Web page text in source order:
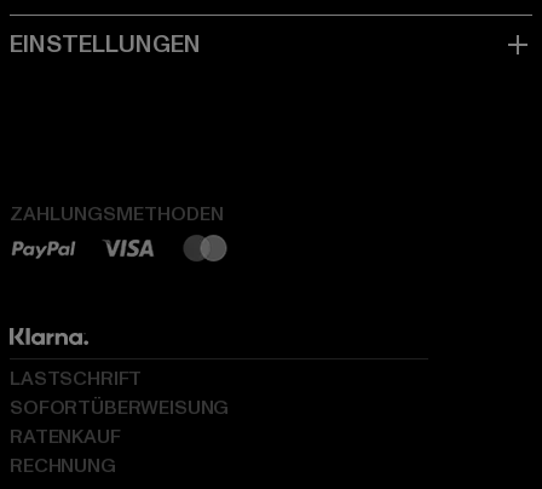
ZAHLUNGSMETHODEN
LASTSCHRIFT
SOFORTÜBERWEISUNG
RATENKAUF
RECHNUNG